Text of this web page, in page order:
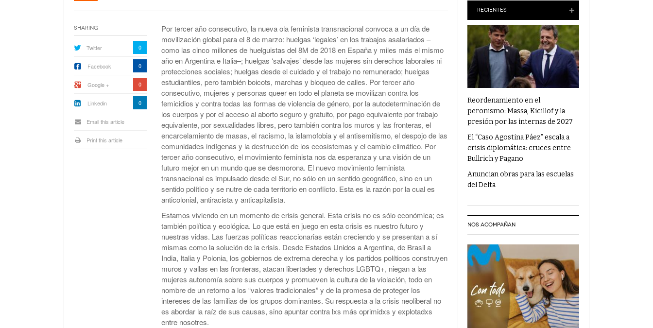
De Selección De Jueces Por Fuera De La
Nueva York
Expectativa Por La Cumbre Entre Milei Y
Bomba Electoral: El Gobierno Saca
Retenciones A Los Granos
¿Qué Alimentos Te Pueden Cambiar El
Van A Investigar La Ruta Del Fentanilo Mortal Cristina No Quiso Devolver Ni Un Sólo Peso
Condenaron Al Ex Marido De Julieta Prandi A
19 Años De Cárcel Por Abuso Sexual
Orden Judicial En Estados Unidos Para
Congelar 280 Millones Vinculados A $LIBRA
El Gobierno Lanza Un Servicio Militar
Voluntario: “Fuego Sagrado”
Ajuste En Discapacidad: Organizaciones
Denunciaron Al Gobierno Ante La ONU
Kicillof Lanzo El MDF Con Una Demostración
De Fuerza Que Lo Ubica En La Primera Línea
De La Oposición A Milei- 1 year ago
Axel Kicillof Despidió A Pepe Mujica Y Pidió
Perdón Por “los Agravios” Libertarios- 1 year
ago
View All
Por tercer año consecutivo, la nueva ola feminista transnacional convoca a un día de
movilización global para el 8 de marzo: huelgas ‘legales’ en los trabajos asalariados –
como las cinco millones de huelguistas del 8M de 2018 en España y miles más el mismo
año en Argentina e Italia–; huelgas ‘salvajes’ desde las mujeres sin derechos laborales ni
protecciones sociales; huelgas desde el cuidado y el trabajo no remunerado; huelgas
estudiantiles, pero también boicots, marchas y bloqueo de calles. Por tercer año
consecutivo, mujeres y personas queer en todo el planeta se movilizan contra los
femicidios y contra todas las formas de violencia de género, por la autodeterminación de
los cuerpos y por el acceso al aborto seguro y gratuito, por pago equivalente por trabajo
equivalente, por sexualidades libres, pero también contra los muros y las fronteras, el
encarcelamiento de masas, el racismo, la islamofobia y el antisemitismo, el despojo de las
comunidades indígenas y la destrucción de los ecosistemas y el cambio climático. Por
tercer año consecutivo, el movimiento feminista nos da esperanza y una visión de un
futuro mejor en un mundo que se desmorona. El nuevo movimiento feminista
transnacional es impulsado desde el Sur, no sólo en un sentido geográfico, sino en un
sentido político y se nutre de cada territorio en conflicto. Esta es la razón por la cual es
anticolonial, antiracista y anticapitalista.
Estamos viviendo en un momento de crisis general. Esta crisis no es sólo económica; es
también política y ecológica. Lo que está en juego en esta crisis es nuestro futuro y
nuestras vidas. Las fuerzas políticas reaccionarias están creciendo y se presentan a sí
mismas como la solución de la crisis. Desde Estados Unidos a Argentina, de Brasil a
India, Italia y Polonia, los gobiernos de extrema derecha y los partidos políticos construyen
muros y vallas en las fronteras, atacan libertades y derechos LGBTQ+, niegan a las
mujeres autonomía sobre sus cuerpos y promueven la cultura de la violación, todo en
nombre de un retorno a los “valores tradicionales” y de la promesa de proteger los
intereses de las familias de los grupos dominantes. Su respuesta a la crisis neoliberal no
es abordar la raíz de sus causas, sino apuntar contra lxs más oprimidxs y explotadxs
entre nosotres.
Sharing
Twitter 0
Facebook 0
Google + 0
Linkedin 0
Email this article
Print this article
RECIENTES
Reordenamiento en el
peronismo: Massa, Kicillof y la
presión por las internas de 2027
El “Caso Agostina Páez” escala a
crisis diplomática: cruces entre
Bullrich y Pagano
Anuncian obras para las escuelas
del Delta
NOS ACOMPAÑAN